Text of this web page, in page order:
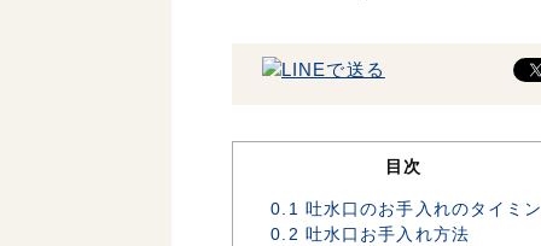
目次
0.1 吐水口のお手入れのタイミ
0.2 吐水口お手入れ方法